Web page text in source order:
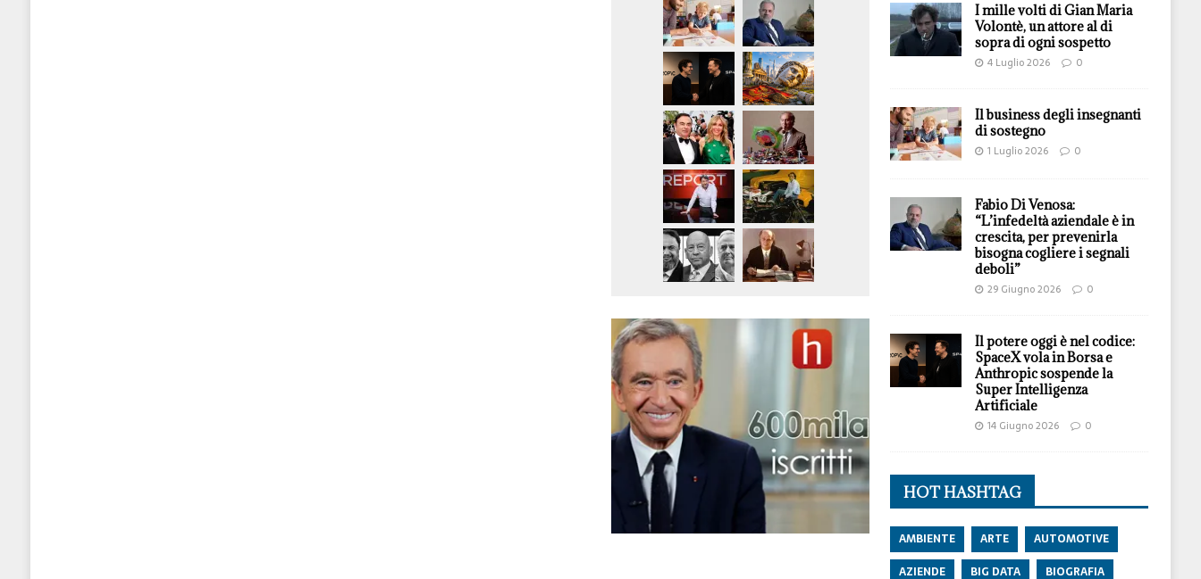
I mille volti di Gian Maria
Volontè, un attore al di
sopra di ogni sospetto
4 Luglio 2026 0
Il business degli insegnanti
di sostegno
1 Luglio 2026 0
Fabio Di Venosa:
“L’infedeltà aziendale è in
crescita, per prevenirla
bisogna cogliere i segnali
deboli”
29 Giugno 2026 0
Il potere oggi è nel codice:
SpaceX vola in Borsa e
Anthropic sospende la
Super Intelligenza
Artificiale
14 Giugno 2026 0
HOT HASHTAG
AMBIENTE ARTE
AUTOMOTIVE
AZIENDE
BIG DATA
BIOGRAFIA